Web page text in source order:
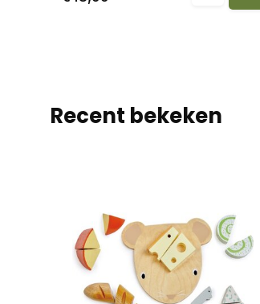
Recent bekeken